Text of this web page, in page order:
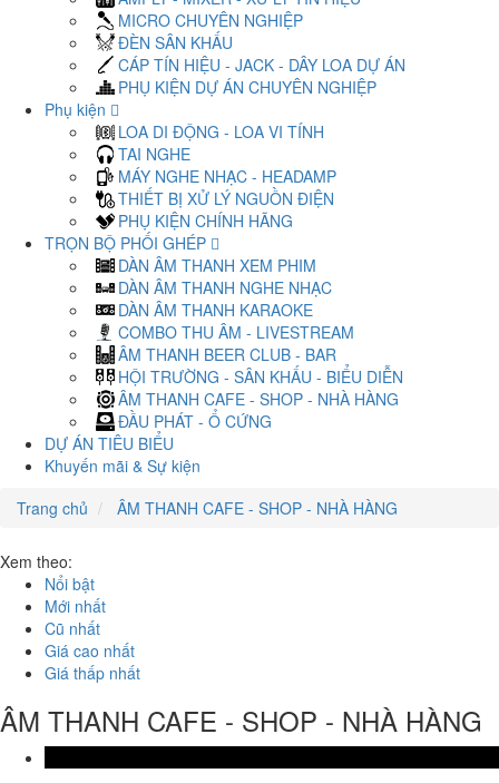
MICRO CHUYÊN NGHIỆP
ĐÈN SÂN KHẤU
CÁP TÍN HIỆU - JACK - DÂY LOA DỰ ÁN
PHỤ KIỆN DỰ ÁN CHUYÊN NGHIỆP
Phụ kiện
LOA DI ĐỘNG - LOA VI TÍNH
TAI NGHE
MÁY NGHE NHẠC - HEADAMP
THIẾT BỊ XỬ LÝ NGUỒN ĐIỆN
PHỤ KIỆN CHÍNH HÃNG
TRỌN BỘ PHỐI GHÉP
DÀN ÂM THANH XEM PHIM
DÀN ÂM THANH NGHE NHẠC
DÀN ÂM THANH KARAOKE
COMBO THU ÂM - LIVESTREAM
ÂM THANH BEER CLUB - BAR
HỘI TRƯỜNG - SÂN KHẤU - BIỂU DIỄN
ÂM THANH CAFE - SHOP - NHÀ HÀNG
ĐẦU PHÁT - Ổ CỨNG
DỰ ÁN TIÊU BIỂU
Khuyến mãi & Sự kiện
Trang chủ
ÂM THANH CAFE - SHOP - NHÀ HÀNG
Xem theo:
Nổi bật
Mới nhất
Cũ nhất
Giá cao nhất
Giá thấp nhất
ÂM THANH CAFE - SHOP - NHÀ HÀNG